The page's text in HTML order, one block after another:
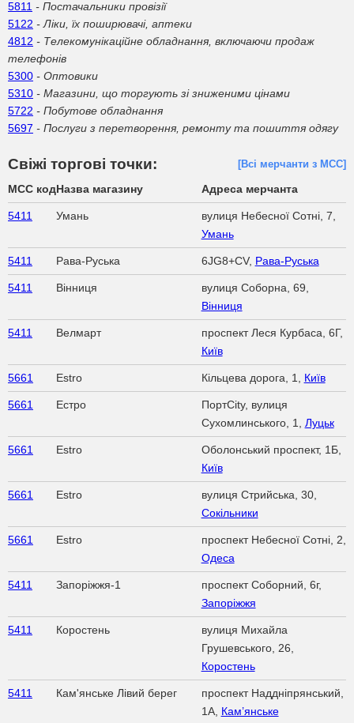
5811 - Постачальники провізії
5122 - Ліки, їх поширювачі, аптеки
4812 - Телекомунікаційне обладнання, включаючи продаж
телефонів
5300 - Оптовики
5310 - Магазини, що торгують зі зниженими цінами
5722 - Побутове обладнання
5697 - Послуги з перетворення, ремонту та пошиття одягу
Свіжі торгові точки: [Всі мерчанти з МСС]
MCC кодНазва магазину Адреса мерчанта
5411 Умань
вулиця Небесної Сотні, 7,
Умань
5411 Рава-Руська 6JG8+CV, Рава-Руська
5411 Вінниця
вулиця Соборна, 69,
Вінниця
5411 Велмарт
проспект Леся Курбаса, 6Г,
Київ
5661 Estro Кільцева дорога, 1, Київ
5661 Естро
ПортCity, вулиця
Сухомлинського, 1, Луцьк
5661 Estro
Оболонський проспект, 1Б,
Київ
5661 Estro
вулиця Стрийська, 30,
Сокільники
5661 Estro
проспект Небесної Сотні, 2,
Одеса
5411 Запоріжжя-1
проспект Соборний, 6г,
Запоріжжя
5411 Коростень
вулиця Михайла
Грушевського, 26,
Коростень
5411 Кам'янське Лівий берег
проспект Наддніпрянський,
1А, Кам’янське